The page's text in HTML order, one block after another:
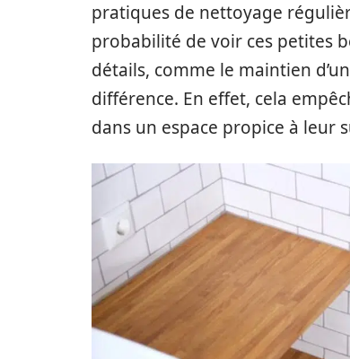
pratiques de nettoyage
probabilité de voir ces petites
détails, comme le maintien
différence. En effet, cela
dans un espace propice à leur